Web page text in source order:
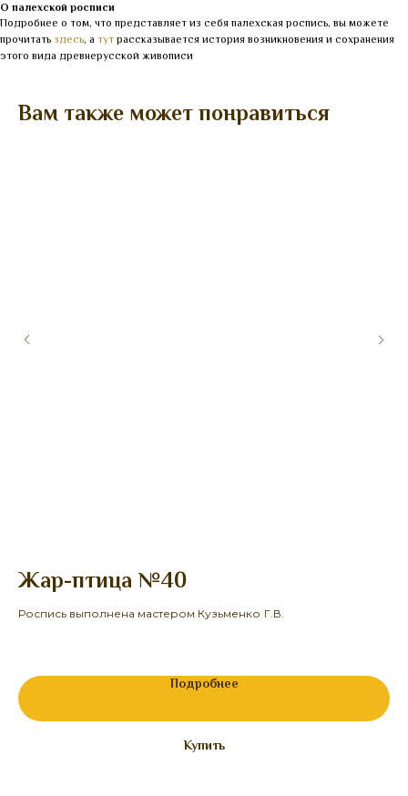
О палехской росписи
Подробнее о том, что представляет из себя палехская роспись, вы можете
прочитать здесь, а тут рассказывается история возникновения и сохранения
этого вида древнерусской живописи
Вам также может понравиться
Жар-птица №40
Роспись выполнена мастером Кузьменко Г.В.
Подробнее
Купить